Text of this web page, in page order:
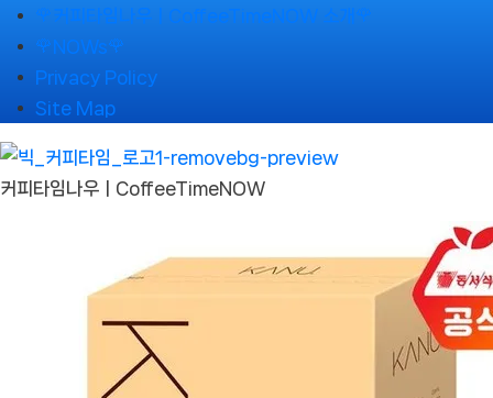
Skip
to
content
🌹커피타임나우ㅣCoffeeTimeNOW 소개🌹
🌹NOWs🌹
Privacy Policy
Site Map
커피타임나우ㅣCoffeeTimeNOW